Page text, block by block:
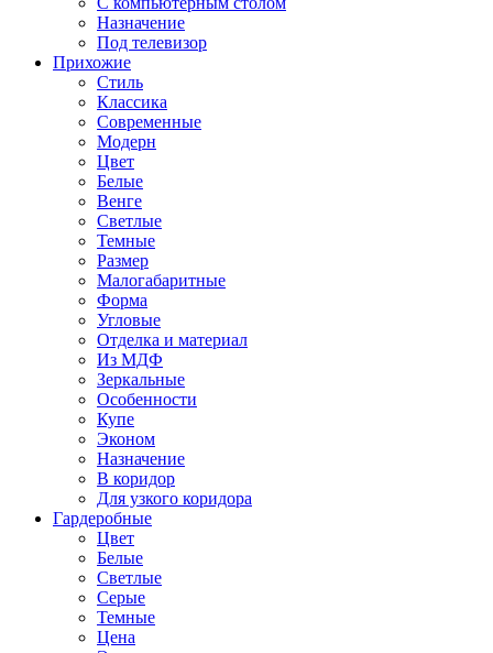
Назначение
Под телевизор
Прихожие
Стиль
Классика
Современные
Модерн
Цвет
Белые
Венге
Светлые
Темные
Размер
Малогабаритные
Форма
Угловые
Отделка и материал
Из МДФ
Зеркальные
Особенности
Купе
Эконом
Назначение
В коридор
Для узкого коридора
Гардеробные
Цвет
Белые
Светлые
Серые
Темные
Цена